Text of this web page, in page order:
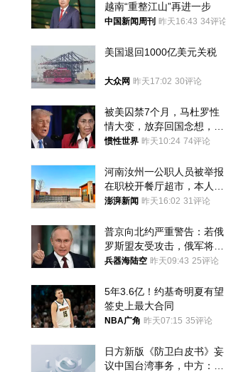
越南“重整江山”再进一步
中国新闻周刊 昨天16:43 34评论
美国退回1000亿美元关税
大众网 昨天17:02 30评论
被美囚禁7个月，马杜罗性
情大变，放弃回国念想，最
后嘱托已公开
惯性世界 昨天10:24 74评论
河南汝州一公职人员被举报
在职校开餐厅超市，本人回
应称“是给别人帮忙”
澎湃新闻 昨天16:02 31评论
普京向北约严重警告：若俄
罗斯盟友受攻击，俄军将动
用核武器保护
兵器海陆空 昨天09:43 25评论
5年3.6亿！约基奇明夏有望
签史上最大合同
NBA广角 昨天07:15 35评论
日方新版《防卫白皮书》妄
议中国台湾事务，中方：强